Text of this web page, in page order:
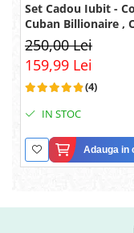
Set Cadou Iubit -
Cuban Billionaire ,
Elegantă și Mesaj
250,00 Lei
159,99 Lei
(4)
IN STOC
Adauga in